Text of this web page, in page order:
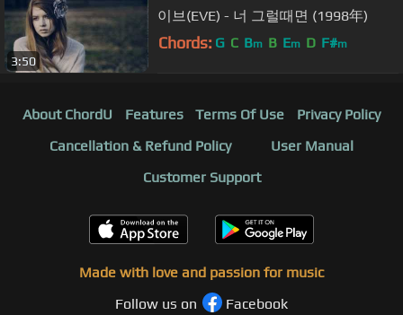
3:50
이브(EVE) - 너 그럴때면 (1998年)
Chords: G C Bm B Em D F#m
About ChordU Features Terms Of Use
Privacy Policy
Cancellation & Refund Policy
User Manual
Customer Support
Made with love and passion for music
Follow us on
Facebook